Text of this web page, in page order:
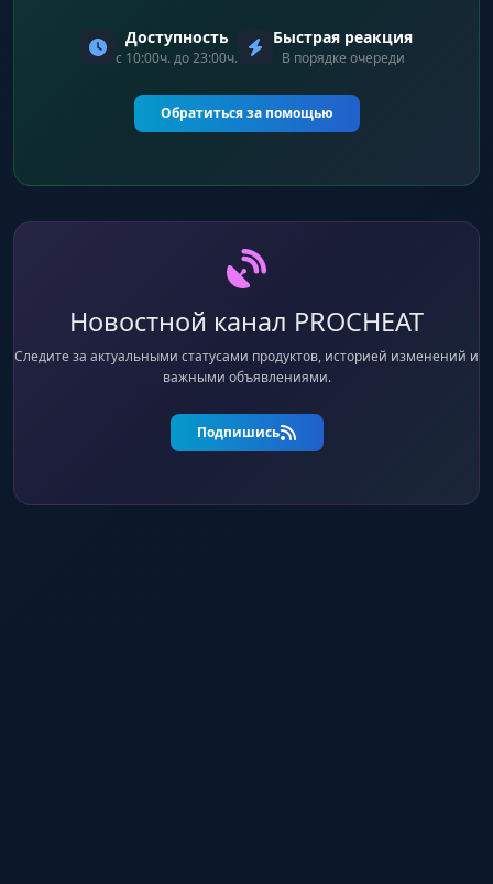
Доступность
с 10:00ч. до 23:00ч.
Быстрая реакция
В порядке очереди
Обратиться за помощью
Новостной канал PROCHEAT
Следите за актуальными статусами продуктов, историей изменений и
важными объявлениями.
Подпишись